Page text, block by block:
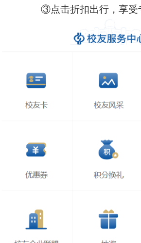
③点击折扣出行，享受